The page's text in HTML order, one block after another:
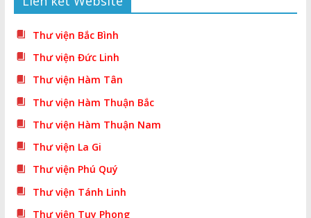
Thư viện Bắc Bình
Thư viện Đức Linh
Thư viện Hàm Tân
Thư viện Hàm Thuận Bắc
Thư viện Hàm Thuận Nam
Thư viện La Gi
Thư viện Phú Quý
Thư viện Tánh Linh
Thư viện Tuy Phong